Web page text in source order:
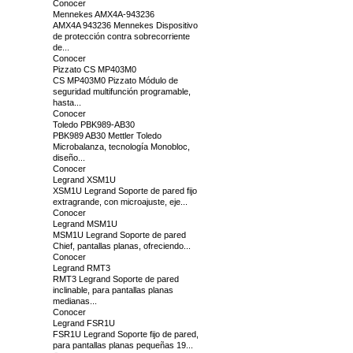
Conocer
Mennekes AMX4A-943236
AMX4A 943236 Mennekes Dispositivo
de protección contra sobrecorriente
de...
Conocer
Pizzato CS MP403M0
CS MP403M0 Pizzato Módulo de
seguridad multifunción programable,
hasta...
Conocer
Toledo PBK989-AB30
PBK989 AB30 Mettler Toledo
Microbalanza, tecnología Monobloc,
diseño...
Conocer
Legrand XSM1U
XSM1U Legrand Soporte de pared fijo
extragrande, con microajuste, eje...
Conocer
Legrand MSM1U
MSM1U Legrand Soporte de pared
Chief, pantallas planas, ofreciendo...
Conocer
Legrand RMT3
RMT3 Legrand Soporte de pared
inclinable, para pantallas planas
medianas...
Conocer
Legrand FSR1U
FSR1U Legrand Soporte fijo de pared,
para pantallas planas pequeñas 19...